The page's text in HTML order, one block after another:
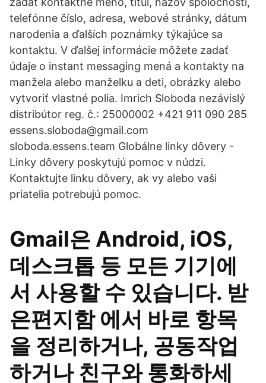
telefónne číslo, adresa, webové stránky, dátum
narodenia a ďalších poznámky týkajúce sa
kontaktu. V ďalšej informácie môžete zadať
údaje o instant messaging mená a kontakty na
manžela alebo manželku a deti, obrázky alebo
vytvoriť vlastné polia. Imrich Sloboda nezávislý
distribútor reg. č.: 25000002 +421 911 090 285
essens.sloboda@gmail.com
sloboda.essens.team Globálne linky dôvery -
Linky dôvery poskytujú pomoc v núdzi.
Kontaktujte linku dôvery, ak vy alebo vaši
priatelia potrebujú pomoc.
Gmail은 Android, iOS,
데스크톱 등 모든 기기에
서 사용할 수 있습니다. 받
은편지함 에서 바로 항목
을 정리하거나, 공동작업
하거나 친구와 통화하세